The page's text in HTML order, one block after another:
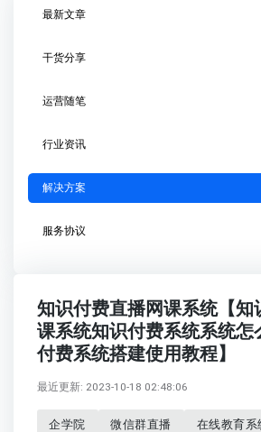
最新文章
干货分享
运营随笔
行业资讯
解决方案
服务协议
知识付费直播网课系统【知
课系统知识付费系统系统怎
付费系统搭建使用教程】
最近更新: 2023-10-18 02:48:06
企学院 微信群直播 在线教育系